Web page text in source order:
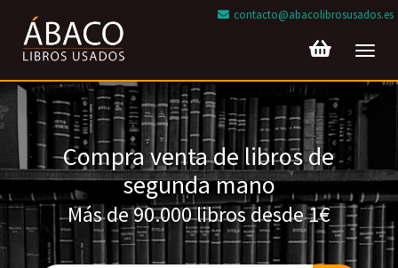
contacto@abacolibrosusados.es
Compra venta de libros de
segunda mano
Más de 90.000 libros desde 1€